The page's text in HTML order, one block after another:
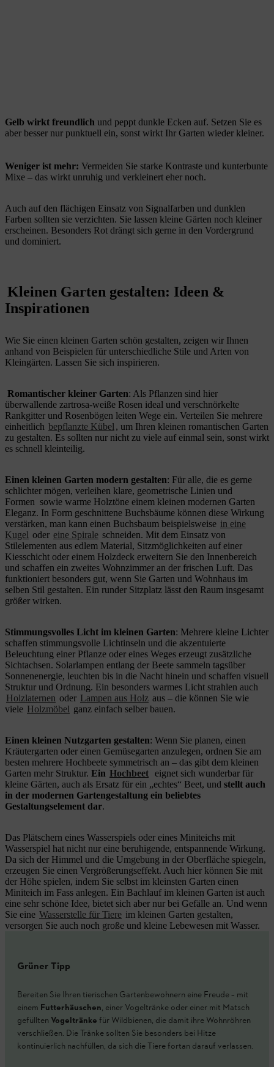
Gelb wirkt freundlich und peppt dunkle Ecken auf. Setzen Sie es
aber besser nur punktuell ein, sonst wirkt Ihr Garten wieder kleiner.
Weniger ist mehr: Vermeiden Sie starke Kontraste und kunterbunte
Mixe – das wirkt unruhig und verkleinert eher noch.
Auch auf den flächigen Einsatz von Signalfarben und dunklen
Farben sollten sie verzichten. Sie lassen kleine Gärten noch kleiner
erscheinen. Besonders Rot drängt sich gerne in den Vordergrund
und dominiert.
Kleinen Garten gestalten: Ideen &
Inspirationen
Wie Sie einen kleinen Garten schön gestalten, zeigen wir Ihnen
anhand von Beispielen für unterschiedliche Stile und Arten von
Kleingärten. Lassen Sie sich inspirieren.
Romantischer kleiner Garten: Als Pflanzen sind hier
überwallende zartrosa-weiße Rosen ideal und verschnörkelte
Rankgitter und Rosenbögen leiten Wege ein. Verteilen Sie mehrere
einheitlich bepflanzte Kübel , um Ihren kleinen romantischen Garten
zu gestalten. Es sollten nur nicht zu viele auf einmal sein, sonst wirkt
es schnell kleinteilig.
Einen kleinen Garten modern gestalten: Für alle, die es gerne
schlichter mögen, verleihen klare, geometrische Linien und
Formen sowie warme Holztöne einem kleinen modernen Garten
Eleganz. In Form geschnittene Buchsbäume können diese Wirkung
verstärken, man kann einen Buchsbaum beispielsweise in eine
Kugel oder eine Spirale schneiden. Mit dem Einsatz von
Stilelementen aus edlem Material, Sitzmöglichkeiten auf einer
Kiesschicht oder einem Holzdeck erweitern Sie den Innenbereich
und schaffen ein zweites Wohnzimmer an der frischen Luft. Das
funktioniert besonders gut, wenn Sie Garten und Wohnhaus im
selben Stil gestalten. Ein runder Sitzplatz lässt den Raum insgesamt
größer wirken.
Stimmungsvolles Licht im kleinen Garten: Mehrere kleine Lichter
schaffen stimmungsvolle Lichtinseln und die akzentuierte
Beleuchtung einer Pflanze oder eines Weges erzeugt zusätzliche
Sichtachsen. Solarlampen entlang der Beete sammeln tagsüber
Sonnenenergie, leuchten bis in die Nacht hinein und schaffen visuell
Struktur und Ordnung. Ein besonders warmes Licht strahlen auch
Holzlaternen oder Lampen aus Holz aus – die können Sie wie
viele Holzmöbel ganz einfach selber bauen.
Einen kleinen Nutzgarten gestalten: Wenn Sie planen, einen
Kräutergarten oder einen Gemüsegarten anzulegen, ordnen Sie am
besten mehrere Hochbeete symmetrisch an – das gibt dem kleinen
Garten mehr Struktur. Ein Hochbeet eignet sich wunderbar für
kleine Gärten, auch als Ersatz für ein „echtes“ Beet, und stellt auch
in der modernen Gartengestaltung ein beliebtes
Gestaltungselement dar.
Das Plätschern eines Wasserspiels oder eines Miniteichs mit
Wasserspiel hat nicht nur eine beruhigende, entspannende Wirkung.
Da sich der Himmel und die Umgebung in der Oberfläche spiegeln,
erzeugen Sie einen Vergrößerungseffekt. Auch hier können Sie mit
der Höhe spielen, indem Sie selbst im kleinsten Garten einen
Miniteich im Fass anlegen. Ein Bachlauf im kleinen Garten ist auch
eine sehr schöne Idee, bietet sich aber nur bei Gefälle an. Und wenn
Sie eine Wasserstelle für Tiere im kleinen Garten gestalten,
versorgen Sie auch noch große und kleine Lebewesen mit Wasser.
Grüner Tipp
Bereiten Sie Ihren tierischen Gartenbewohnern eine Freude – mit
einem Futterhäuschen, einer Vogeltränke oder einer mit Matsch
gefüllten Vogeltränke für Wildbienen, die damit ihre Wohnröhren
verschließen. Die Tränke sollten Sie besonders bei Hitze
kontinuierlich nachfüllen, da sich die Tiere fortan darauf verlassen.